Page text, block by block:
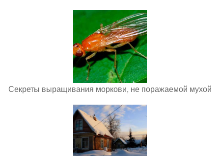
Секреты выращивания моркови, не поражаемой мухой